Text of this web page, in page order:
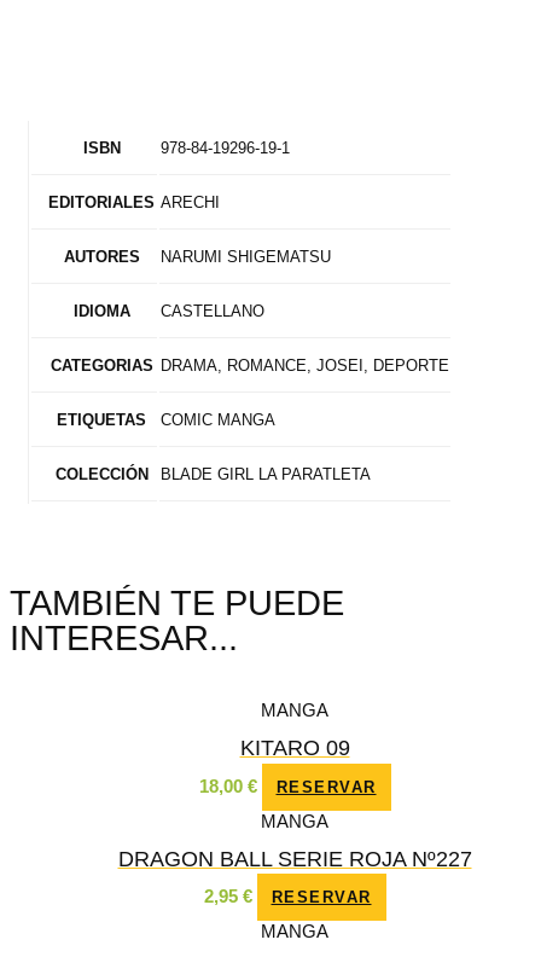
ISBN 978-84-19296-19-1
EDITORIALES ARECHI
AUTORES NARUMI SHIGEMATSU
IDIOMA CASTELLANO
CATEGORIAS DRAMA, ROMANCE, JOSEI, DEPORTE
ETIQUETAS COMIC MANGA
COLECCIÓN BLADE GIRL LA PARATLETA
TAMBIÉN TE PUEDE
INTERESAR...
MANGA
KITARO 09
18,00 € RESERVAR
MANGA
DRAGON BALL SERIE ROJA Nº227
2,95 € RESERVAR
MANGA